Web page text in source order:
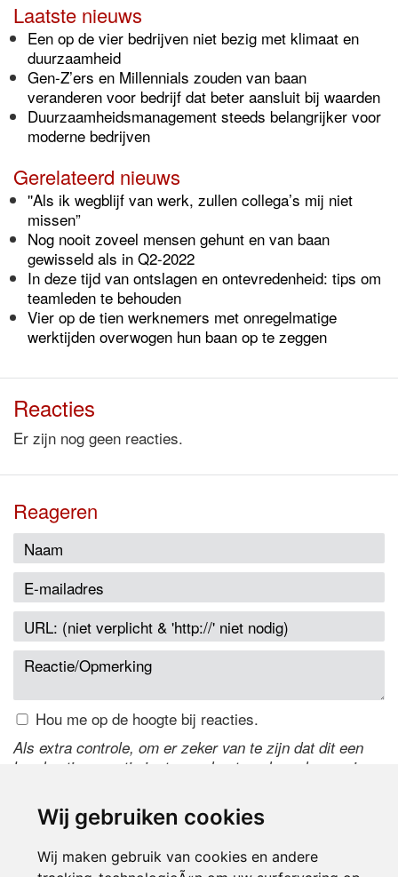
Wij gebruiken cookies
Wij maken gebruik van cookies en andere
Laatste nieuws
Een op de vier bedrijven niet bezig met klimaat en
duurzaamheid
Gen-Z’ers en Millennials zouden van baan
veranderen voor bedrijf dat beter aansluit bij waarden
Duurzaamheidsmanagement steeds belangrijker voor
moderne bedrijven
Gerelateerd nieuws
''Als ik wegblijf van werk, zullen collega’s mij niet
missen”
Nog nooit zoveel mensen gehunt en van baan
gewisseld als in Q2-2022
In deze tijd van ontslagen en ontevredenheid: tips om
teamleden te behouden
Vier op de tien werknemers met onregelmatige
werktijden overwogen hun baan op te zeggen
Reacties
Er zijn nog geen reacties.
Reageren
Hou me op de hoogte bij reacties.
Als extra controle, om er zeker van te zijn dat dit een
handmatige reactie is, typ onderstaande code over in
de code te wijzigen.